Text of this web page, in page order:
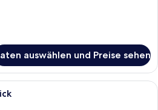
auswählen und Preise sehen
Ein Doppelbett mit weißen und